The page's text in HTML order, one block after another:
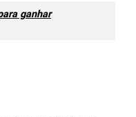
ganhar